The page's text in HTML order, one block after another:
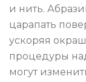
и нить.
царапать
ускоряя
процедуры
могут